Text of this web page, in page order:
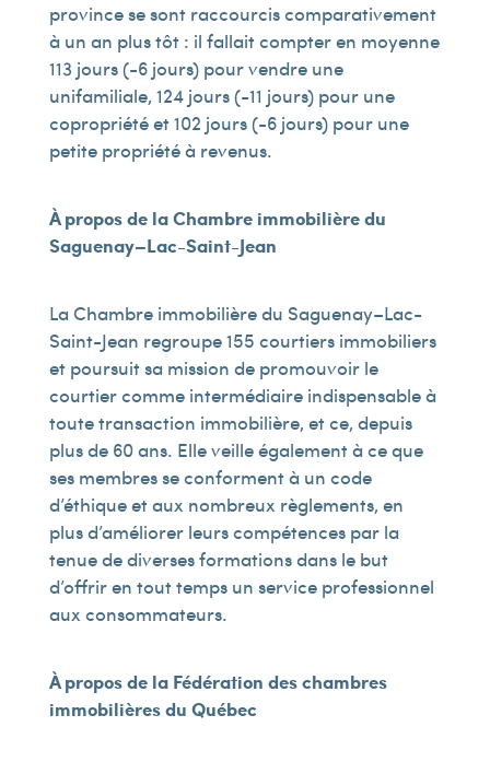
province se sont raccourcis comparativement
à un an plus tôt : il fallait compter en moyenne
113 jours (-6 jours) pour vendre une
unifamiliale, 124 jours (-11 jours) pour une
copropriété et 102 jours (-6 jours) pour une
petite propriété à revenus.
À propos de la Chambre immobilière du
Saguenay–Lac-Saint-Jean
La Chambre immobilière du Saguenay–Lac-
Saint-Jean regroupe 155 courtiers immobiliers
et poursuit sa mission de promouvoir le
courtier comme intermédiaire indispensable à
toute transaction immobilière, et ce, depuis
plus de 60 ans. Elle veille également à ce que
ses membres se conforment à un code
d’éthique et aux nombreux règlements, en
plus d’améliorer leurs compétences par la
tenue de diverses formations dans le but
d’offrir en tout temps un service professionnel
aux consommateurs.
À propos de la Fédération des chambres
immobilières du Québec